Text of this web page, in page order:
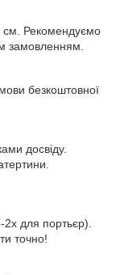
см. Рекомендуємо
замовленням.
безкоштовної
досвіду.
2x для портьєр).
точно!